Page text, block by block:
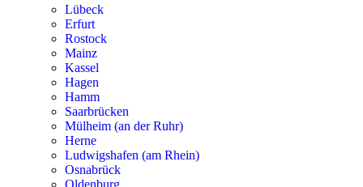
Lübeck
Erfurt
Rostock
Mainz
Kassel
Hagen
Hamm
Saarbrücken
Mülheim (an der Ruhr)
Herne
Ludwigshafen (am Rhein)
Osnabrück
Oldenburg